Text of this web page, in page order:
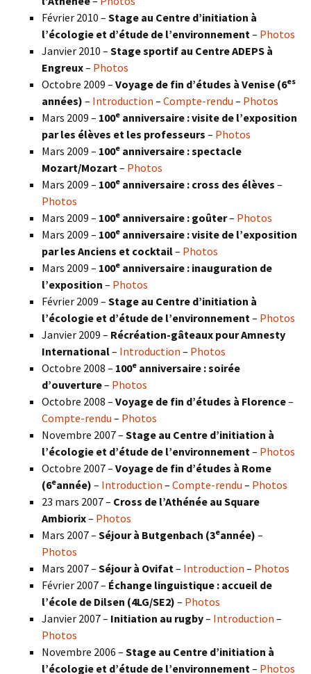
Février 2010 – Stage au Centre d’initiation à
l’écologie et d’étude de l’environnement – Photos
Janvier 2010 – Stage sportif au Centre ADEPS à
Engreux– Photos
Octobre 2009 – Voyage de fin d’études à Venise (6es
années) – Introduction – Compte-rendu – Photos
Mars 2009 – 100e anniversaire : visite de l’exposition
par les élèves et les professeurs – Photos
Mars 2009 – 100e anniversaire : spectacle
Mozart/Mozart – Photos
Mars 2009 – 100e anniversaire : cross des élèves –
Photos
Mars 2009 – 100e anniversaire : goûter– Photos
Mars 2009 – 100e anniversaire : visite de l’exposition
par les Anciens et cocktail– Photos
Mars 2009 – 100e anniversaire : inauguration de
l’exposition – Photos
Février 2009 – Stage au Centre d’initiation à
l’écologie et d’étude de l’environnement – Photos
Janvier 2009 – Récréation-gâteaux pour Amnesty
International– Introduction – Photos
Octobre 2008 – 100e anniversaire : soirée
d’ouverture– Photos
Octobre 2008 – Voyage de fin d’études à Florence–
Compte-rendu – Photos
Novembre 2007 – Stage au Centre d’initiation à
l’écologie et d’étude de l’environnement – Photos
Octobre 2007 – Voyage de fin d’études à Rome
(6eannée) – Introduction – Compte-rendu – Photos
23 mars 2007 – Cross de l’Athénée au Square
Ambiorix– Photos
Mars 2007 – Séjour à Butgenbach (3eannée) –
Photos
Mars 2007 – Séjour à Ovifat – Introduction – Photos
Février 2007 – Échange linguistique : accueil de
l’école de Dilsen (4LG/SE2) – Photos
Janvier 2007 – Initiation au rugby– Introduction –
Photos
Novembre 2006 – Stage au Centre d’initiation à
l’écologie et d’étude de l’environnement – Photos